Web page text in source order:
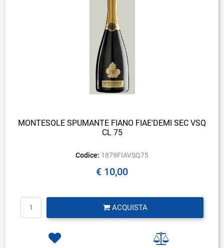
MONTESOLE SPUMANTE FIANO FIAE'DEMI SEC VSQ
CL 75
Codice: 1879FIAVSQ75
€ 10,00
ACQUISTA